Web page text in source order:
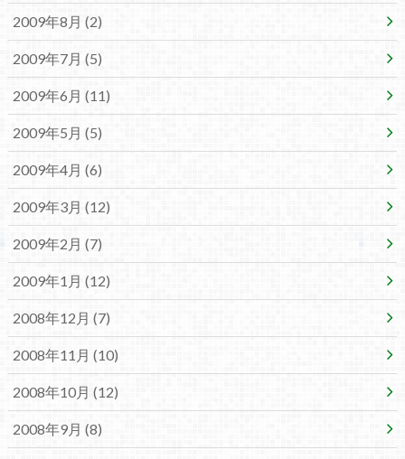
2009年8月 (2)
2009年7月 (5)
2009年6月 (11)
2009年5月 (5)
2009年4月 (6)
2009年3月 (12)
2009年2月 (7)
2009年1月 (12)
2008年12月 (7)
2008年11月 (10)
2008年10月 (12)
2008年9月 (8)